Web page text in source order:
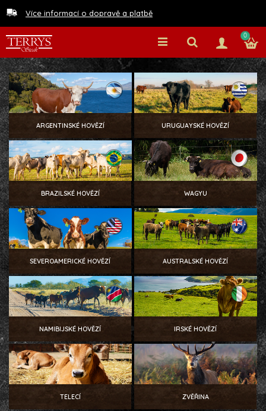
Více informací o dopravě a platbě
0
ARGENTINSKÉ HOVĚZÍ URUGUAYSKÉ HOVĚZÍ
BRAZILSKÉ HOVĚZÍ WAGYU
SEVEROAMERICKÉ HOVĚZÍ AUSTRALSKÉ HOVĚZÍ
NAMIBIJSKÉ HOVĚZÍ IRSKÉ HOVĚZÍ
TELECÍ ZVĚŘINA